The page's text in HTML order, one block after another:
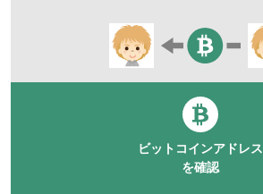
ビットコインアドレス
を確認